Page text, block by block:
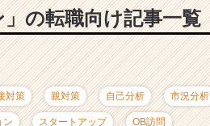
の転職向け記事一覧
対策 親対策 自己分析 市況分析
ン スタートアップ OB訪問